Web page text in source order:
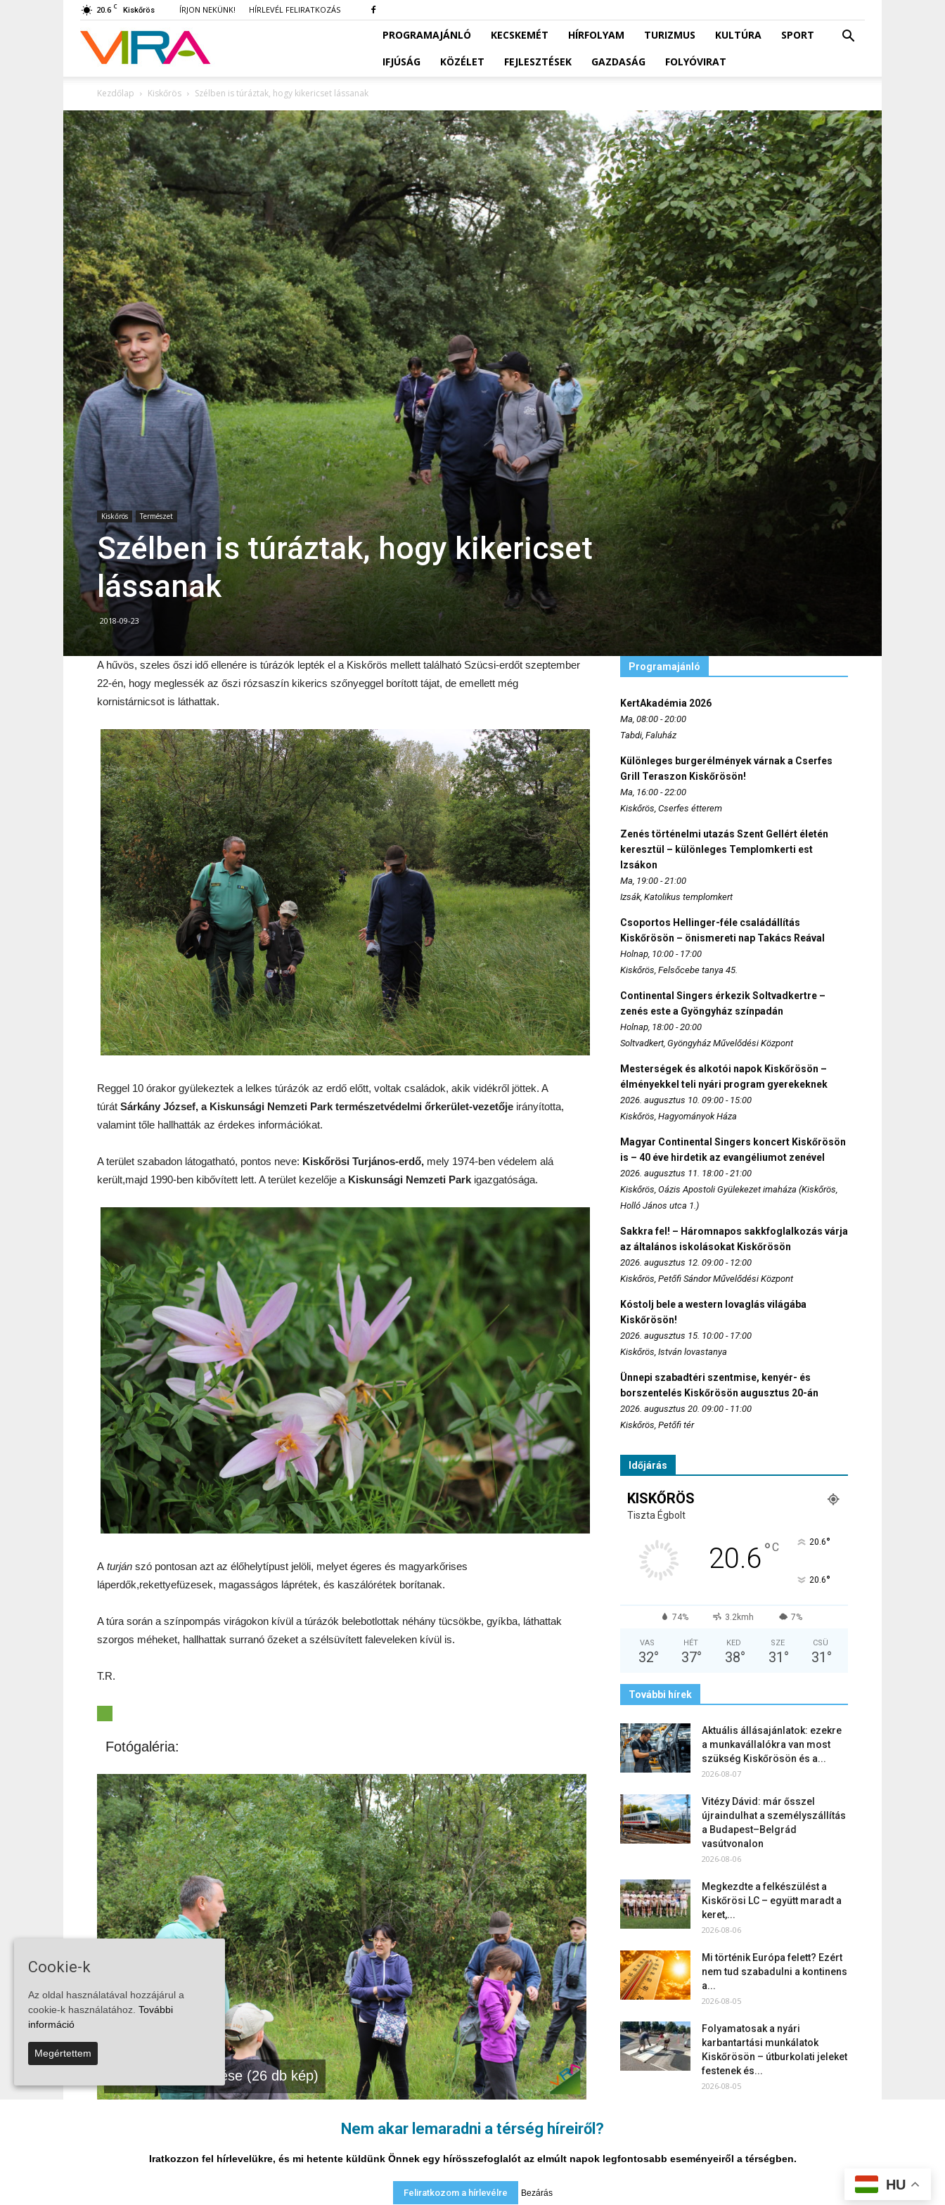
Nem akar lemaradni a térség híreiről?
Iratkozzon fel hírlevelükre, és mi hetente küldünk Önnek egy hírösszefoglalót az elmúlt napok legfontosabb eseményeiről a térségben.
Feliratkozom a hírlevélre Bezárás
20.6 C Kiskőrös ÍRJON NEKÜNK! HÍRLEVÉL FELIRATKOZÁS
VIRA PROGRAMAJÁNLÓ KECSKEMÉT HÍRFOLYAM TURIZMUS KULTÚRA
SPORT
IFJÚSÁG
KÖZÉLET FEJLESZTÉSEK GAZDASÁG FOLYÓVIRAT
Kezdőlap Kiskőrös Szélben is túráztak, hogy kikericset lássanak
Kiskőrös Természet
Szélben is túráztak, hogy kikericset
lássanak
2018-09-23
A hűvös, szeles őszi idő ellenére is túrázók lepték el a Kiskőrös mellett található Szücsi-erdőt szeptember
22-én, hogy meglessék az őszi rózsaszín kikerics szőnyeggel borított tájat, de emellett még
kornistárnicsot is láthattak.
Reggel 10 órakor gyülekeztek a lelkes túrázók az erdő előtt, voltak családok, akik vidékről jöttek. A
túrát Sárkány József, a Kiskunsági Nemzeti Park természetvédelmi őrkerület-vezetője irányította,
valamint tőle hallhatták az érdekes információkat.
A terület szabadon látogatható, pontos neve: Kiskőrösi Turjános-erdő, mely 1974-ben védelem alá
került,majd 1990-ben kibővített lett. A terület kezelője a Kiskunsági Nemzeti Park igazgatósága.
A turján szó pontosan azt az élőhelytípust jelöli, melyet égeres és magyarkőrises
láperdők,rekettyefüzesek, magasságos láprétek, és kaszálórétek borítanak.
A túra során a színpompás virágokon kívül a túrázók belebotlottak néhány tücsökbe, gyíkba, láthattak
szorgos méheket, hallhattak surranó őzeket a szélsüvített faleveleken kívül is.
T.R.
Fotógaléria:
Fotók megtekintése (26 db kép)
Programajánló
KertAkadémia 2026
Ma, 08:00 - 20:00
Tabdi, Faluház
Különleges burgerélmények várnak a Cserfes
Grill Teraszon Kiskőrösön!
Ma, 16:00 - 22:00
Kiskőrös, Cserfes étterem
Zenés történelmi utazás Szent Gellért életén
keresztül – különleges Templomkerti est
Izsákon
Ma, 19:00 - 21:00
Izsák, Katolikus templomkert
Csoportos Hellinger-féle családállítás
Kiskőrösön – önismereti nap Takács Reával
Holnap, 10:00 - 17:00
Kiskőrös, Felsőcebe tanya 45.
Continental Singers érkezik Soltvadkertre –
zenés este a Gyöngyház színpadán
Holnap, 18:00 - 20:00
Soltvadkert, Gyöngyház Művelődési Központ
Mesterségek és alkotói napok Kiskőrösön –
élményekkel teli nyári program gyerekeknek
2026. augusztus 10. 09:00 - 15:00
Kiskőrös, Hagyományok Háza
Magyar Continental Singers koncert Kiskőrösön
is – 40 éve hirdetik az evangéliumot zenével
2026. augusztus 11. 18:00 - 21:00
Kiskőrös, Oázis Apostoli Gyülekezet imaháza (Kiskőrös,
Holló János utca 1.)
Sakkra fel! – Háromnapos sakkfoglalkozás várja
az általános iskolásokat Kiskőrösön
2026. augusztus 12. 09:00 - 12:00
Kiskőrös, Petőfi Sándor Művelődési Központ
Kóstolj bele a western lovaglás világába
Kiskőrösön!
2026. augusztus 15. 10:00 - 17:00
Kiskőrös, István lovastanya
Ünnepi szabadtéri szentmise, kenyér- és
borszentelés Kiskőrösön augusztus 20-án
2026. augusztus 20. 09:00 - 11:00
Kiskőrös, Petőfi tér
Időjárás
KISKŐRÖS
Tiszta Égbolt
20.6°C 20.6°
20.6°
74% 3.2kmh 7%
VAS
32°
HÉT
37°
KED
38°
SZE
31 °
CSÜ
31 °
További hírek
Aktuális állásajánlatok: ezekre
a munkavállalókra van most
szükség Kiskőrösön és a...
2026-08-07
Vitézy Dávid: már ősszel
újraindulhat a személyszállítás
a Budapest–Belgrád
vasútvonalon
2026-08-06
Megkezdte a felkészülést a
Kiskőrösi LC – együtt maradt a
keret,...
2026-08-06
Mi történik Európa felett? Ezért
nem tud szabadulni a kontinens
a...
2026-08-05
Folyamatosak a nyári
karbantartási munkálatok
Kiskőrösön – útburkolati jeleket
festenek és...
2026-08-05
HU
Cookie-k
Az oldal használatával hozzájárul a
cookie-k használatához. További
információ
Megértettem